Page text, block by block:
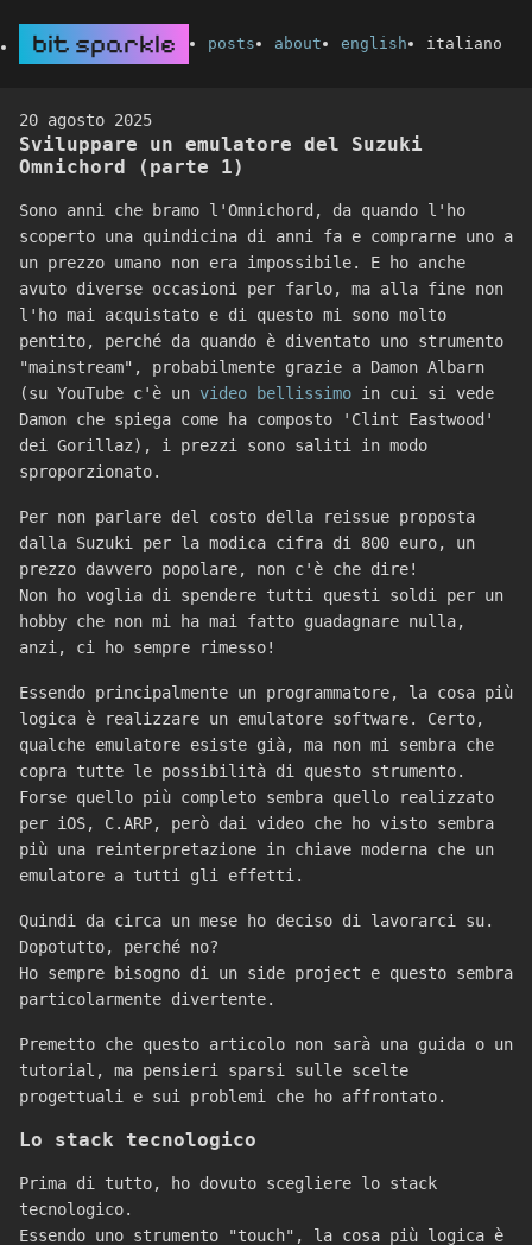
bit sparkle posts about english italiano
20 agosto 2025
Sviluppare un emulatore del Suzuki
Omnichord (parte 1)
Sono anni che bramo l'Omnichord, da quando l'ho
scoperto una quindicina di anni fa e comprarne uno a
un prezzo umano non era impossibile. E ho anche
avuto diverse occasioni per farlo, ma alla fine non
l'ho mai acquistato e di questo mi sono molto
pentito, perché da quando è diventato uno strumento
"mainstream", probabilmente grazie a Damon Albarn
(su YouTube c'è un video bellissimo in cui si vede
Damon che spiega come ha composto 'Clint Eastwood'
dei Gorillaz), i prezzi sono saliti in modo
sproporzionato.
Per non parlare del costo della reissue proposta
dalla Suzuki per la modica cifra di 800 euro, un
prezzo davvero popolare, non c'è che dire!
Non ho voglia di spendere tutti questi soldi per un
hobby che non mi ha mai fatto guadagnare nulla,
anzi, ci ho sempre rimesso!
Essendo principalmente un programmatore, la cosa più
logica è realizzare un emulatore software. Certo,
qualche emulatore esiste già, ma non mi sembra che
copra tutte le possibilità di questo strumento.
Forse quello più completo sembra quello realizzato
per iOS, C.ARP, però dai video che ho visto sembra
più una reinterpretazione in chiave moderna che un
emulatore a tutti gli effetti.
Quindi da circa un mese ho deciso di lavorarci su.
Dopotutto, perché no?
Ho sempre bisogno di un side project e questo sembra
particolarmente divertente.
Premetto che questo articolo non sarà una guida o un
tutorial, ma pensieri sparsi sulle scelte
progettuali e sui problemi che ho affrontato.
Lo stack tecnologico
Prima di tutto, ho dovuto scegliere lo stack
tecnologico.
Essendo uno strumento "touch", la cosa più logica è